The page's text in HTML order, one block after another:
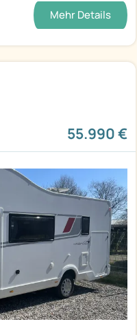
Mehr Details
55.990 €